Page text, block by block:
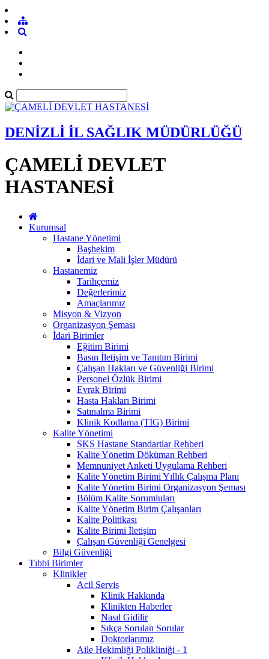
DENİZLİ İL SAĞLIK MÜDÜRLÜĞÜ
ÇAMELİ DEVLET
HASTANESİ
Kurumsal
Hastane Yönetimi
Başhekim
İdari ve Mali İşler Müdürü
Hastanemiz
Tarihçemiz
Değerlerimiz
Amaçlarımız
Misyon & Vizyon
Organizasyon Şeması
İdari Birimler
Eğitim Birimi
Basın İletişim ve Tanıtım Birimi
Çalışan Hakları ve Güvenliği Birimi
Personel Özlük Birimi
Evrak Birimi
Hasta Hakları Birimi
Satınalma Birimi
Klinik Kodlama (TİG) Birimi
Kalite Yönetimi
SKS Hastane Standartlar Rehberi
Kalite Yönetim Döküman Rehberi
Memnuniyet Anketi Uygulama Rehberi
Kalite Yönetim Birimi Yıllık Çalışma Planı
Kalite Yönetim Birimi Organizasyon Şeması
Bölüm Kalite Sorumluları
Kalite Yönetim Birim Çalışanları
Kalite Politikası
Kalite Birimi İletişim
Çalışan Güvenliği Genelgesi
Bilgi Güvenliği
Tıbbi Birimler
Klinikler
Acil Servis
Klinik Hakkında
Klinikten Haberler
Nasıl Gidilir
Sıkça Sorulan Sorular
Doktorlarımız
Aile Hekimliği Polikliniği - 1